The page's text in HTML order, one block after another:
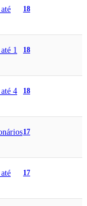
18
1
18
4
18
17
17